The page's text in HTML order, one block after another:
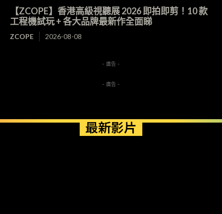
【ZCOPE】香港高級視聽展 2026 即拍即剪！10 款
工程機試玩 + 各大品牌最新作全面睇
ZCOPE 2026-08-08
- 廣告 -
- 廣告 -
最新影片